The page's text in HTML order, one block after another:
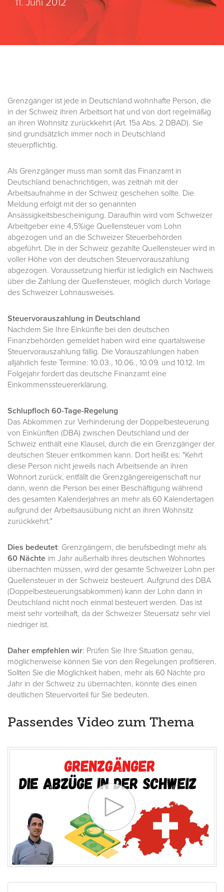
11. Juni 2012
Grenzgänger ist jede in Deutschland wohnhafte Person, die
in der Schweiz ihren Arbeitsort hat und von dort regelmäßig
an ihren Wohnsitz zurückkehrt (Art. 15a Abs. 2 DBAD). Sie
sind grundsätzlich immer noch in Deutschland
steuerpflichtig.
Als Grenzgänger muss man somit das Finanzamt in
Deutschland benachrichtigen, was zeitnah mit der
Arbeitsaufnahme in der Schweiz geschehen sollte. Die
Meldung erfolgt mit der so genannten
Ansässigkeitsbescheinigung. Daraufhin wird vom Schweizer
Arbeitgeber eine 4,5%ige Quellensteuer vom Lohn
abgezogen und an die Schweizer Steuerbehörden
abgeführt. Die in der Schweiz gezahlte Quellensteuer wird in
voller Höhe von der deutschen Steuervorauszahlung
abgezogen. Voraussetzung hierfür ist lediglich ein Nachweis
über die Zahlung der Quellensteuer, möglich durch Vorlage
des Schweizer Lohnausweises.
Steuervorauszahlung in Deutschland
Nachdem Sie Ihre Einkünfte bei den deutschen
Finanzbehörden gemeldet haben wird eine quartalsweise
Steuervorauszahlung fällig. Die Vorauszahlungen haben
alljährlich feste Termine: 10.03., 10.06., 10.09. und 10.12. Im
Folgejahr fordert das deutsche Finanzamt eine
Einkommenssteuererklärung.
Schlupfloch 60-Tage-Regelung
Das Abkommen zur Verhinderung der Doppelbesteuerung
von Einkünften (DBA) zwischen Deutschland und der
Schweiz enthält eine Klausel, durch die ein Grenzgänger der
deutschen Steuer entkommen kann. Dort heißt es: "Kehrt
diese Person nicht jeweils nach Arbeitsende an ihren
Wohnort zurück, entfällt die Grenzgängereigenschaft nur
dann, wenn die Person bei einer Beschäftigung während
des gesamten Kalenderjahres an mehr als 60 Kalendertagen
aufgrund der Arbeitsausübung nicht an ihren Wohnsitz
zurückkehrt."
Dies bedeutet: Grenzgängern, die berufsbedingt mehr als
60 Nächte im Jahr außerhalb ihres deutschen Wohnortes
übernachten müssen, wird der gesamte Schweizer Lohn per
Quellensteuer in der Schweiz besteuert. Aufgrund des DBA
(Doppelbesteuerungsabkommen) kann der Lohn dann in
Deutschland nicht noch einmal besteuert werden. Das ist
meist sehr vorteilhaft, da der Schweizer Steuersatz sehr viel
niedriger ist.
Daher empfehlen wir: Prüfen Sie Ihre Situation genau,
möglicherweise können Sie von den Regelungen profitieren.
Sollten Sie die Möglichkeit haben, mehr als 60 Nächte pro
Jahr in der Schweiz zu übernachten, könnte dies einen
deutlichen Steuervorteil für Sie bedeuten.
Passendes Video zum Thema